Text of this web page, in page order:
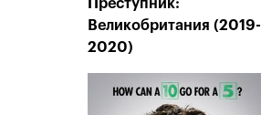
Преступник:
Великобритания (2019-
2020)